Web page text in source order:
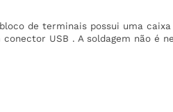
de terminais possui uma
USB . A soldagem não é